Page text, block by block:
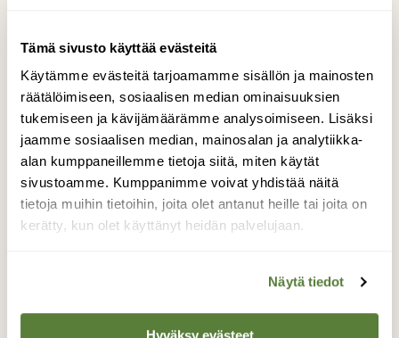
Tämä sivusto käyttää evästeitä
Käytämme evästeitä tarjoamamme sisällön ja mainosten
räätälöimiseen, sosiaalisen median ominaisuuksien
tukemiseen ja kävijämäärämme analysoimiseen. Lisäksi
jaamme sosiaalisen median, mainosalan ja analytiikka-
alan kumppaneillemme tietoja siitä, miten käytät
sivustoamme. Kumppanimme voivat yhdistää näitä
tietoja muihin tietoihin, joita olet antanut heille tai joita on
kerätty, kun olet käyttänyt heidän palvelujaan.
Näytä tiedot
Hyväksy evästeet
haikeutta ja voimaa